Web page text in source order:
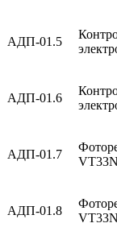
АДП-01.5
АДП-01.6
АДП-01.7
АДП-01.8